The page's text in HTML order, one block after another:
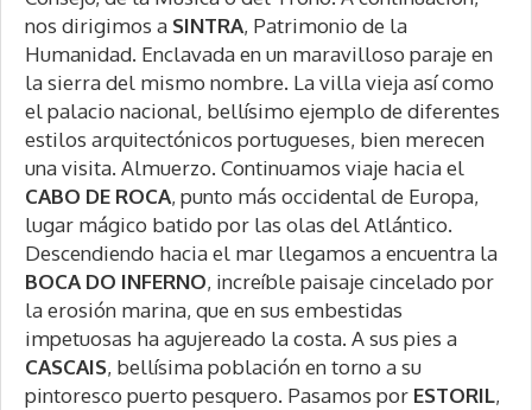
nos dirigimos a SINTRA, Patrimonio de la
Humanidad. Enclavada en un maravilloso paraje en
la sierra del mismo nombre. La villa vieja así como
el palacio nacional, bellísimo ejemplo de diferentes
estilos arquitectónicos portugueses, bien merecen
una visita. Almuerzo. Continuamos viaje hacia el
CABO DE ROCA, punto más occidental de Europa,
lugar mágico batido por las olas del Atlántico.
Descendiendo hacia el mar llegamos a encuentra la
BOCA DO INFERNO, increíble paisaje cincelado por
la erosión marina, que en sus embestidas
impetuosas ha agujereado la costa. A sus pies a
CASCAIS, bellísima población en torno a su
pintoresco puerto pesquero. Pasamos por ESTORIL,